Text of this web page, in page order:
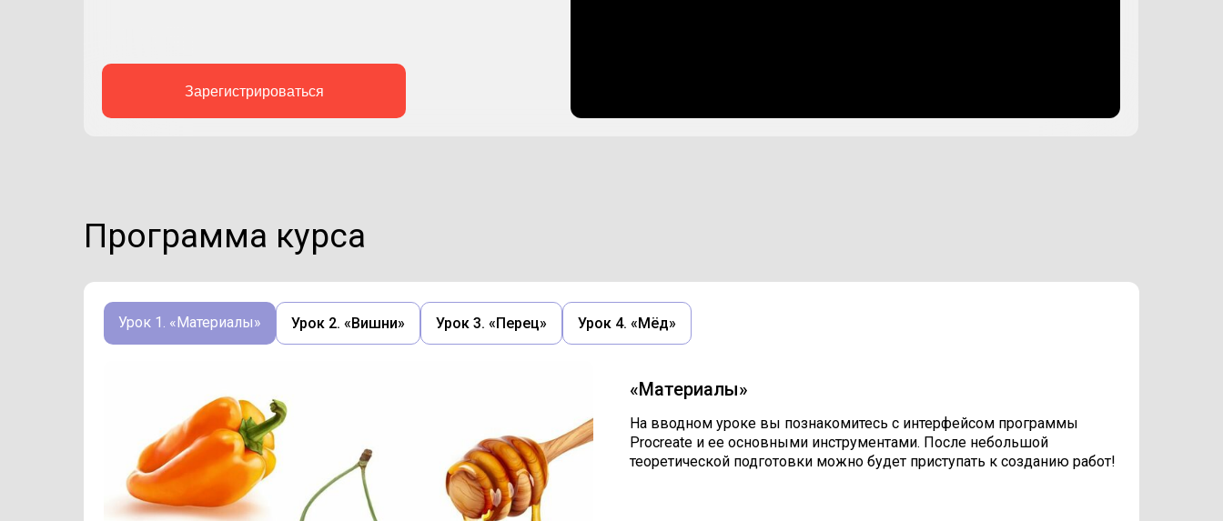
Зарегистрироваться
Программа курса
Урок 1. «Материалы» Урок 2. «Вишни» Урок 3. «Перец» Урок 4. «Мёд»
«Материалы»
На вводном уроке вы познакомитесь с интерфейсом программы
Procreate и ее основными инструментами. После небольшой
теоретической подготовки можно будет приступать к созданию работ!